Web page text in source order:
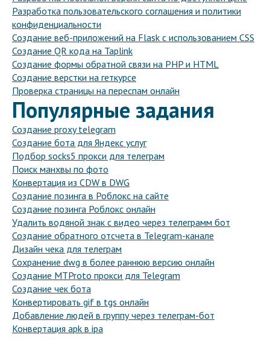
Разработка пользовательского соглашения и политики
конфиденциальности
Создание веб-приложений на Flask с использованием CSS
Создание QR кода на Taplink
Создание формы обратной связи на PHP и HTML
Создание верстки на геткурсе
Проверка страницы на переспам онлайн
Популярные задания
Создание proxy telegram
Создание бота для Яндекс услуг
Подбор socks5 прокси для телеграм
Поиск манхвы по фото
Конвертация из CDW в DWG
Создание позинга в Роблокс на сайте
Создание позинга Роблокс онлайн
Удалить водяной знак с видео через телеграмм бот
Создание обратного отсчета в Telegram-канале
Дизайн чека для телеграм
Сохранение dwg в более раннюю версию онлайн
Создание MTProto прокси для Telegram
Создание чек бота
Конвертировать gif в tgs онлайн
Добавление людей в группу через телеграм-бот
Конвертация apk в ipa